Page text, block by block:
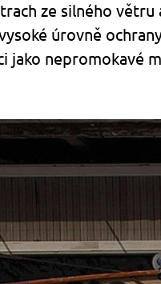
ze silného
úrovně
jako nepromokavé